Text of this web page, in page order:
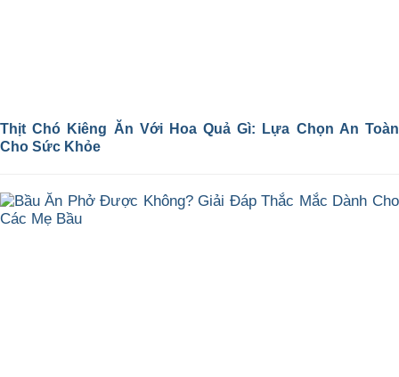
Thịt Chó Kiêng Ăn Với Hoa Quả Gì: Lựa Chọn An Toàn
Cho Sức Khỏe